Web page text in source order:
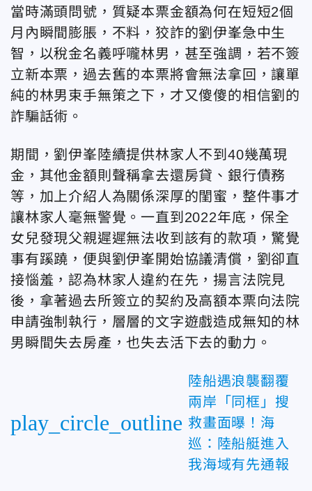
當時滿頭問號，質疑本票金額為何在短短2個
月內瞬間膨脹，不料，狡詐的劉伊峯急中生
智，以稅金名義呼嚨林男，甚至強調，若不簽
立新本票，過去舊的本票將會無法拿回，讓單
純的林男束手無策之下，才又傻傻的相信劉的
詐騙話術。
期間，劉伊峯陸續提供林家人不到40幾萬現
金，其他金額則聲稱拿去還房貸、銀行債務
等，加上介紹人為關係深厚的閨蜜，整件事才
讓林家人毫無警覺。一直到2022年底，保全
女兒發現父親遲遲無法收到該有的款項，驚覺
事有蹊蹺，便與劉伊峯開始協議清償，劉卻直
接惱羞，認為林家人違約在先，揚言法院見
後，拿著過去所簽立的契約及高額本票向法院
申請強制執行，層層的文字遊戲造成無知的林
男瞬間失去房產，也失去活下去的動力。
play_circle_outline
陸船遇浪襲翻覆
兩岸「同框」搜
救畫面曝！海
巡：陸船艇進入
我海域有先通報